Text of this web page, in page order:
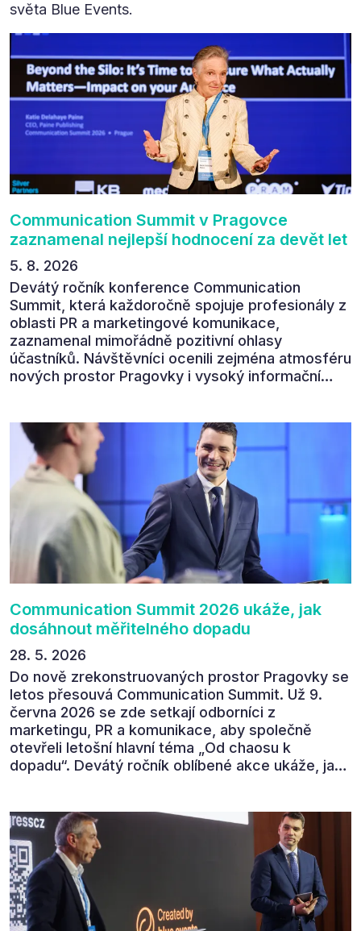
světa Blue Events.
Communication Summit v Pragovce
zaznamenal nejlepší hodnocení za devět let
5. 8. 2026
Devátý ročník konference Communication
Summit, která každoročně spojuje profesionály z
oblasti PR a marketingové komunikace,
zaznamenal mimořádně pozitivní ohlasy
účastníků. Návštěvníci ocenili zejména atmosféru
nových prostor Pragovky i vysoký informační
zúčastnit i příštího ročníku. „Příjemná konference,
výborný program, hezké prostory, Daniel Stach
absolutně nejlepší moderátor!!!“ Tak shrnul
Communication Summit jeden z 330 účastníků ve
své zpětné vazbě. Ta potvrdila, co bylo slyšet i
cítit po celý 9. červen v Pragovce – že ročník s
tématem „Od chaosu k dopadu“ se skutečně
povedl.
Communication Summit 2026 ukáže, jak
dosáhnout měřitelného dopadu
28. 5. 2026
Do nově zrekonstruovaných prostor Pragovky se
letos přesouvá Communication Summit. Už 9.
června 2026 se zde setkají odborníci z
marketingu, PR a komunikace, aby společně
otevřeli letošní hlavní téma „Od chaosu k
dopadu“. Devátý ročník oblíbené akce ukáže, jak